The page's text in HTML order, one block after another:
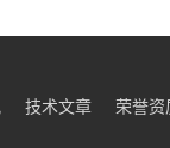
技术文章 荣誉资